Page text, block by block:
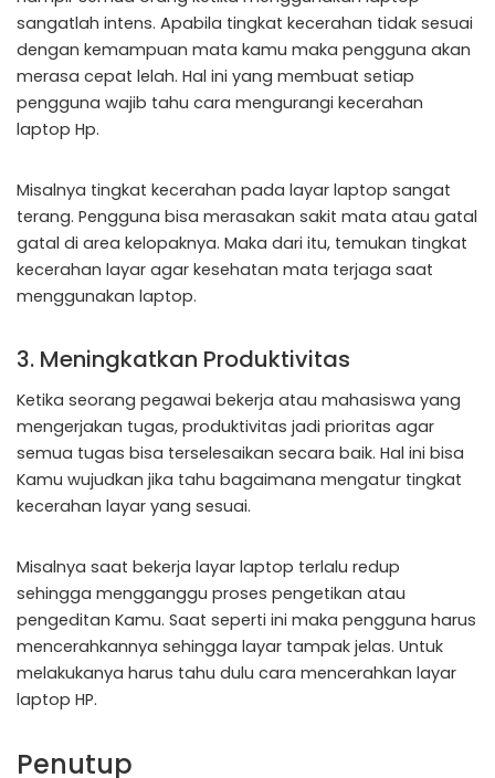
sangatlah intens. Apabila tingkat kecerahan tidak sesuai
dengan kemampuan mata kamu maka pengguna akan
merasa cepat lelah. Hal ini yang membuat setiap
pengguna wajib tahu cara mengurangi kecerahan
laptop Hp.
Misalnya tingkat kecerahan pada layar laptop sangat
terang. Pengguna bisa merasakan sakit mata atau gatal
gatal di area kelopaknya. Maka dari itu, temukan tingkat
kecerahan layar agar kesehatan mata terjaga saat
menggunakan laptop.
3. Meningkatkan Produktivitas
Ketika seorang pegawai bekerja atau mahasiswa yang
mengerjakan tugas, produktivitas jadi prioritas agar
semua tugas bisa terselesaikan secara baik. Hal ini bisa
Kamu wujudkan jika tahu bagaimana mengatur tingkat
kecerahan layar yang sesuai.
Misalnya saat bekerja layar laptop terlalu redup
sehingga mengganggu proses pengetikan atau
pengeditan Kamu. Saat seperti ini maka pengguna harus
mencerahkannya sehingga layar tampak jelas. Untuk
melakukanya harus tahu dulu cara mencerahkan layar
laptop HP.
Penutup